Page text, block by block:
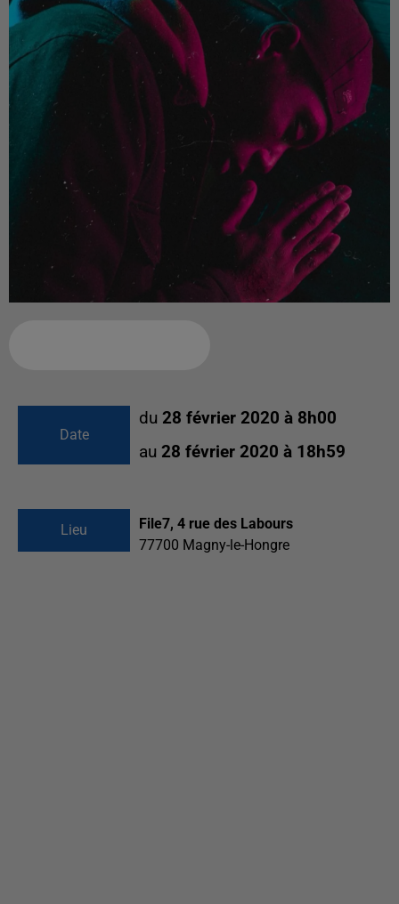
Date
du 28 février 2020 à 8h00
au 28 février 2020 à 18h59
Lieu
File7, 4 rue des Labours
77700 Magny-le-Hongre